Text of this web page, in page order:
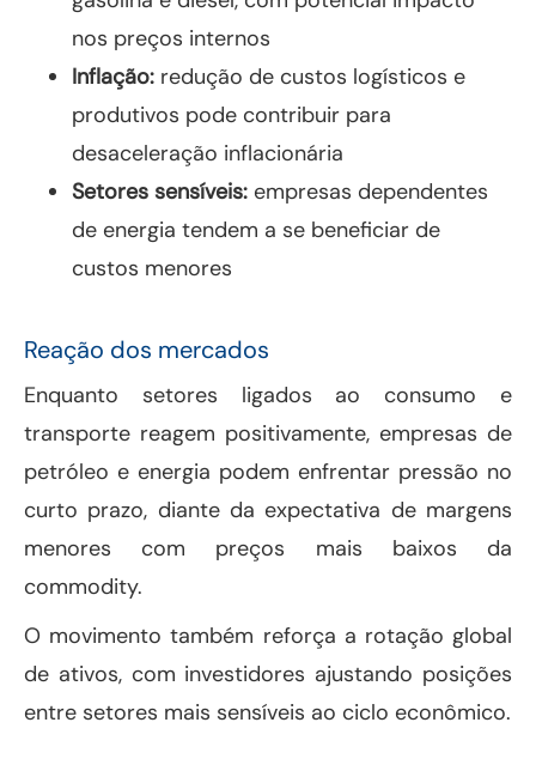
nos preços internos
Inflação: redução de custos logísticos e
produtivos pode contribuir para
desaceleração inflacionária
Setores sensíveis: empresas dependentes
de energia tendem a se beneficiar de
custos menores
Reação dos mercados
Enquanto setores ligados ao consumo e
transporte reagem positivamente, empresas de
petróleo e energia podem enfrentar pressão no
curto prazo, diante da expectativa de margens
menores com preços mais baixos da
commodity.
O movimento também reforça a rotação global
de ativos, com investidores ajustando posições
entre setores mais sensíveis ao ciclo econômico.